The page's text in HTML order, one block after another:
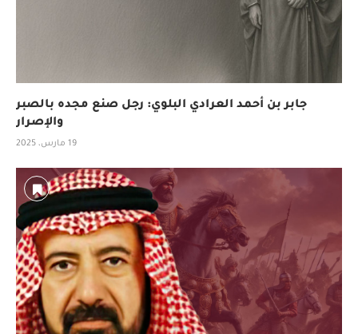
جابر بن أحمد العرادي البلوي: رجل صنع مجده بالصبر
والإصرار
19 مارس، 2025